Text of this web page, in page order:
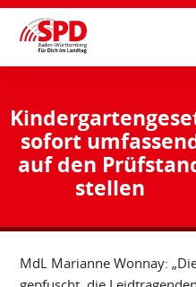
sofort
auf den
stellen
MdL Marianne Wonnay: